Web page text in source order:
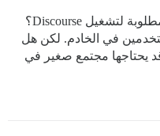
ما هو الحد الأدنى لمساحة التخزين المطلوبة لتشغيل Discourse؟
في الخادم. لكن هل
يحتاجها مجتمع صغير في